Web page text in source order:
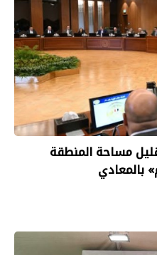
مساحة المنطقة
بالمعادي